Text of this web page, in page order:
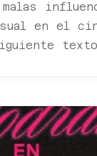
en el